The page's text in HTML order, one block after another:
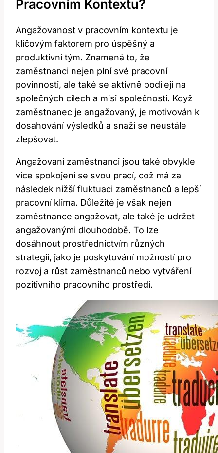
Pracovním Kontextu?
Angažovanost v pracovním kontextu je
klíčovým faktorem pro úspěšný a
produktivní tým. Znamená to, že
zaměstnanci nejen plní své pracovní
povinnosti, ale také se aktivně podílejí na
společných cílech a misi společnosti. Když
zaměstnanec je angažovaný, je motivován k
dosahování výsledků a snaží se neustále
zlepšovat.
Angažovaní zaměstnanci jsou také obvykle
více spokojení se svou prací, což má za
následek nižší fluktuaci zaměstnanců a lepší
pracovní klima. Důležité je však nejen
zaměstnance angažovat, ale také je udržet
angažovanými dlouhodobě. To lze
dosáhnout prostřednictvím různých
strategií, jako je poskytování možností pro
rozvoj a růst zaměstnanců nebo vytváření
pozitivního pracovního prostředí.